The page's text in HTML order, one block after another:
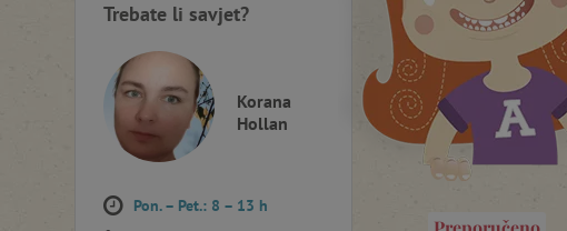
Trebate li savjet?
Korana
Hollan
Pon. – Pet.: 8 – 13 h